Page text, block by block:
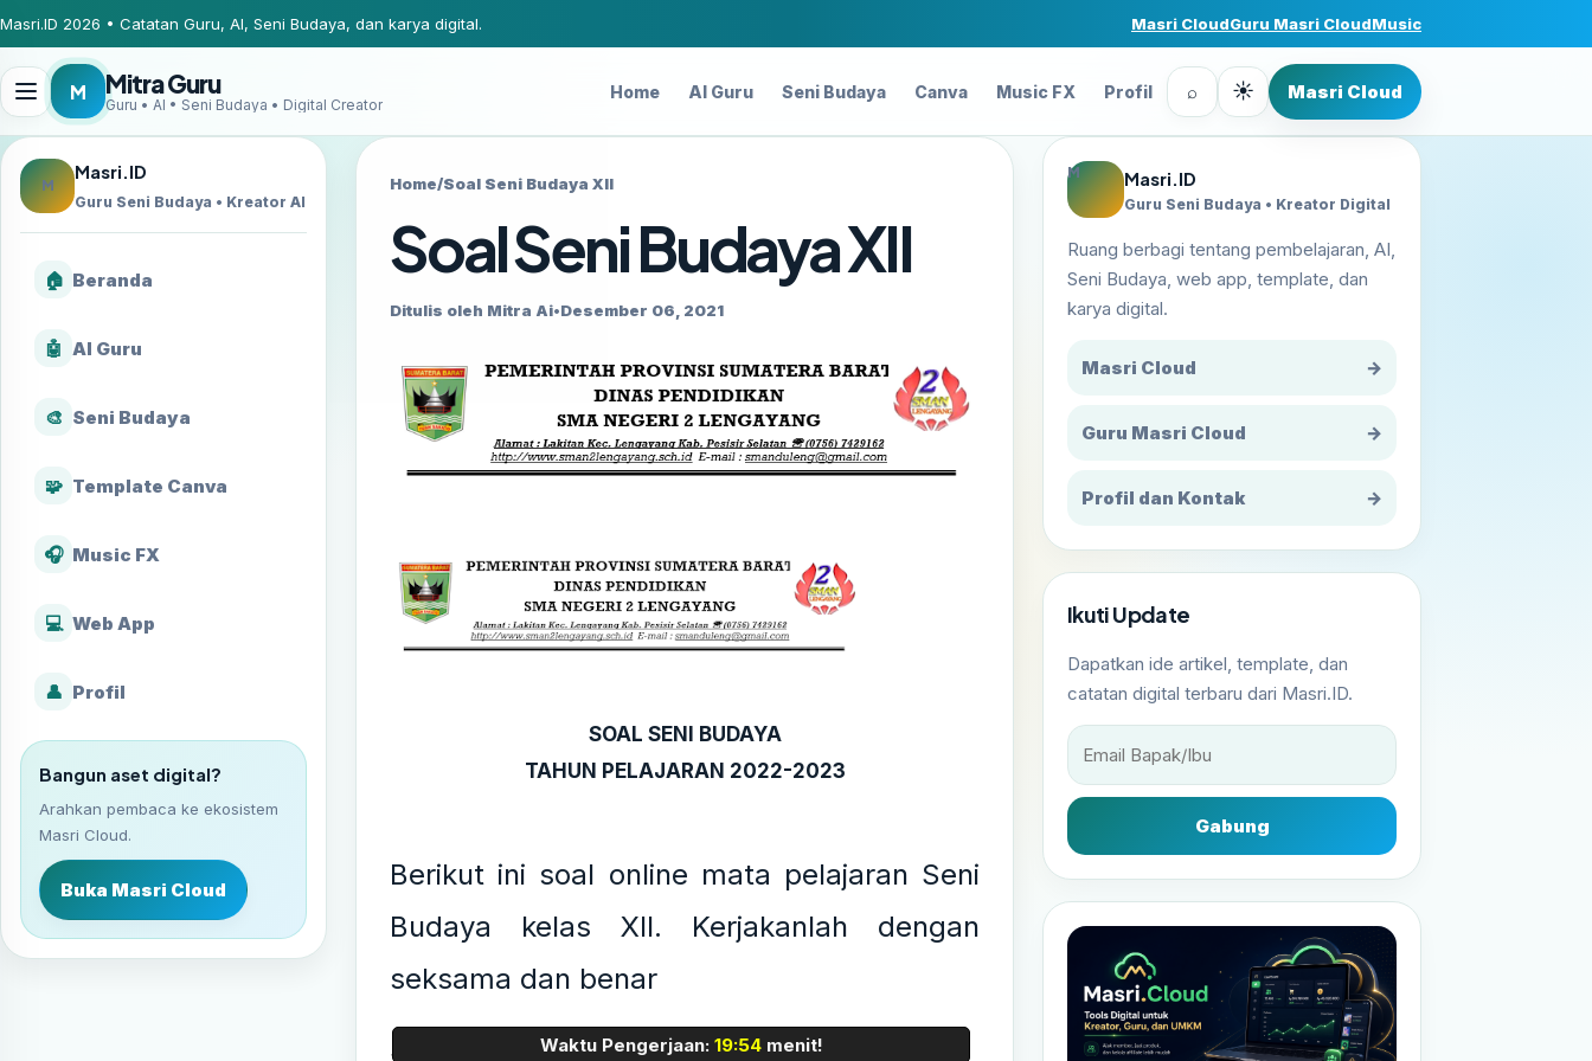
Masri.ID 2026 • Catatan Guru, AI, Seni Budaya, dan karya digital. Masri CloudGuru Masri CloudMusic
M Mitra Guru
Guru • AI • Seni Budaya • Digital Creator
Home AI Guru Seni Budaya Canva Music FX Profil ⌕ ☀ Masri Cloud
M
Masri.ID
Guru Seni Budaya • Kreator AI
🏠 Beranda
🤖 AI Guru
🎨 Seni Budaya
🧩 Template Canva
🎧 Music FX
💻 Web App
👤 Profil
Bangun aset digital?
Arahkan pembaca ke ekosistem
Masri Cloud.
Buka Masri Cloud
Home/Soal Seni Budaya XII
Soal Seni Budaya XII
Ditulis oleh Mitra Ai•Desember 06, 2021
SOAL SENI BUDAYA
TAHUN PELAJARAN 2022-2023
Berikut ini soal online mata pelajaran Seni
Budaya kelas XII. Kerjakanlah dengan
seksama dan benar
Waktu Pengerjaan: 19:53menit!
M Masri.ID
Guru Seni Budaya • Kreator Digital
Ruang berbagi tentang pembelajaran, AI,
Seni Budaya, web app, template, dan
karya digital.
Masri Cloud →
Guru Masri Cloud →
Profil dan Kontak →
Ikuti Update
Dapatkan ide artikel, template, dan
catatan digital terbaru dari Masri.ID.
Gabung